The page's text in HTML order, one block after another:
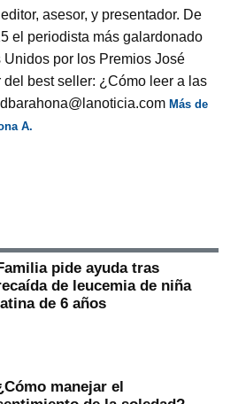
asesor, y presentador. De
el periodista más galardonado
Unidos por los Premios José
del best seller: ¿Cómo leer a las
Más de
A.
pide ayuda tras
de leucemia de niña
de 6 años
manejar el